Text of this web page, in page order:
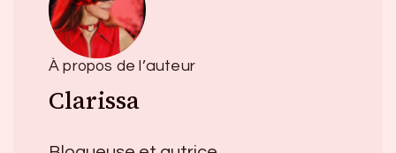
À propos de l’auteur
Clarissa